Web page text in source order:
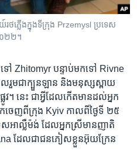
ភ្លើង​ក្នុង​ទីក្រុង Przemysl ប្រទេស​
០២២។
ៅ​ Zhitomyr បន្ទាប់​មក​ទៅ Rivne
ជាក្បួន​ឡាន និង​មនុស្ស​ស្ពាយ​
។ នេះ ជា​អ្វី​ដែល​កើត​មាន​ដល់​អ្នក
ចេញ​ពីក្រុង​ Kyiv កាល​ពី​ថ្ងៃទី ២៥
េស​អាល្លឺម៉ង់​ ដែល​អ្នក​ស្រី​មានញាតិ​
ដែលជា​ជន​ភៀសខ្លួន​អ៊ុយក្រែន​